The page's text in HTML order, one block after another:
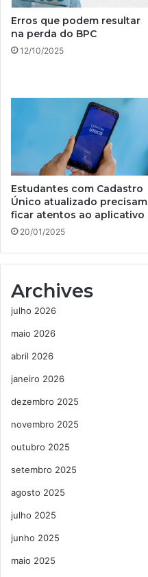
Erros que podem resultar
na perda do BPC
12/10/2025
Estudantes com Cadastro
Único atualizado precisam
ficar atentos ao aplicativo
20/01/2025
Archives
julho 2026
maio 2026
abril 2026
janeiro 2026
dezembro 2025
novembro 2025
outubro 2025
setembro 2025
agosto 2025
julho 2025
junho 2025
maio 2025